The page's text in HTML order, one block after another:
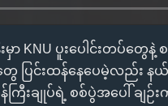
မှာ KNU ပူးပေါင်းတပ်
ပြင်းထန်နေပေမဲ့လည်း
ြီးချုပ်ရဲ့ စစ်ပွဲအပေါ် ခ